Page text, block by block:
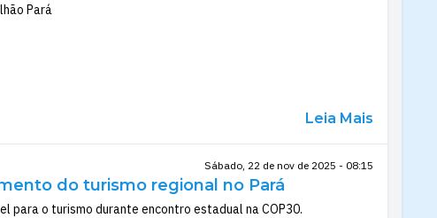
Pará
Leia Mais
Sábado, 22 de nov de 2025 - 08:15
do turismo regional no Pará
para o turismo durante encontro estadual na COP30.